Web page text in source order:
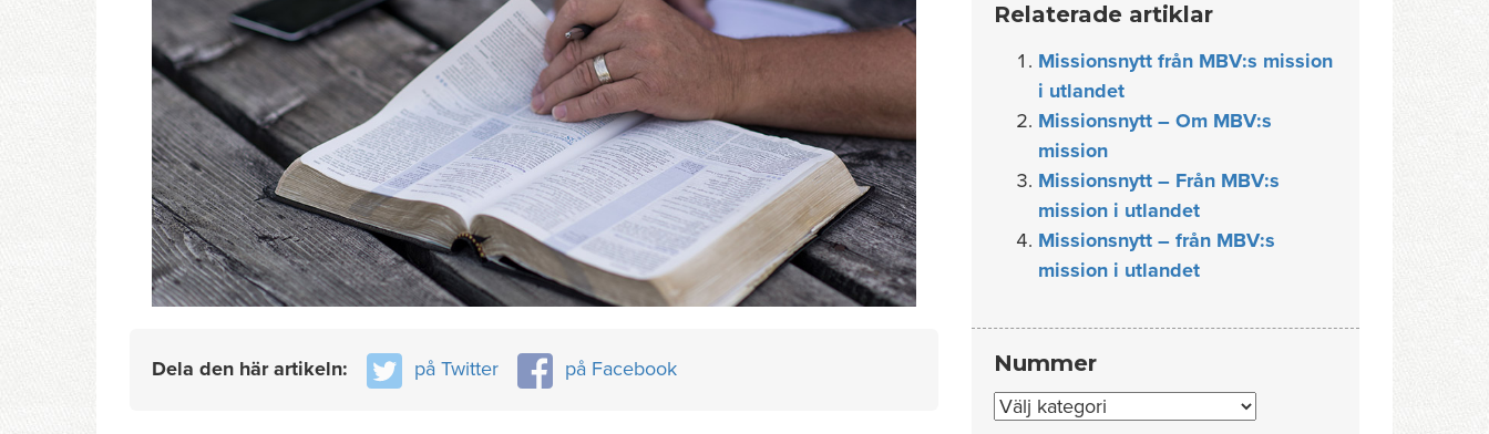
Dela den här artikeln: på Twitter på Facebook
Relaterade artiklar
Missionsnytt från MBV:s mission
i utlandet
Missionsnytt – Om MBV:s
mission
Missionsnytt – Från MBV:s
mission i utlandet
Missionsnytt – från MBV:s
mission i utlandet
Nummer
Nummer